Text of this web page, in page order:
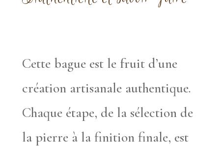
Cette bague est le fruit d’une
création artisanale authentique.
Chaque étape, de la sélection de
la pierre à la finition finale, est